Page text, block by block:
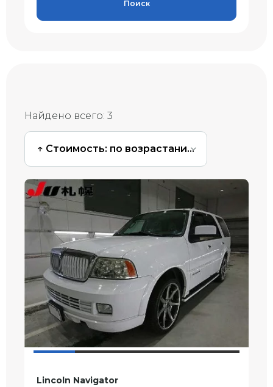
Поиск
Найдено всего: 3
↑ Стоимость: по возрастанию
Lincoln Navigator